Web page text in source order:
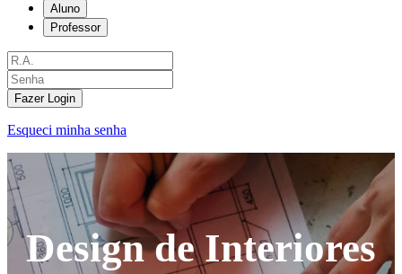
Aluno
Professor
Fazer Login
Esqueci minha senha
Design de Interiores